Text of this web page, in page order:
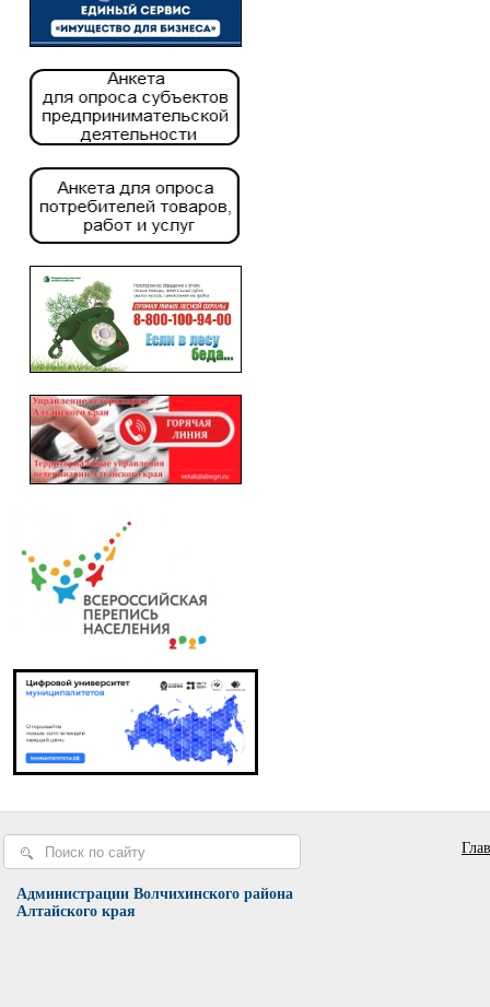
Администрации Волчихинского района
Алтайского края